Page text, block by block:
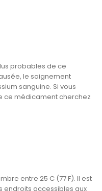
probables de ce
le saignement
sanguine. Si vous
ce médicament cherchez
entre 25 C (77 F). Il est
accessibles aux